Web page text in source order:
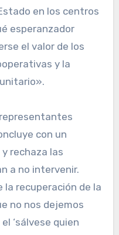
en los centros
esperanzador
el valor de los
y la
con un
rechaza las
a no intervenir.
la recuperación de la
no nos dejemos
‘sálvese quien